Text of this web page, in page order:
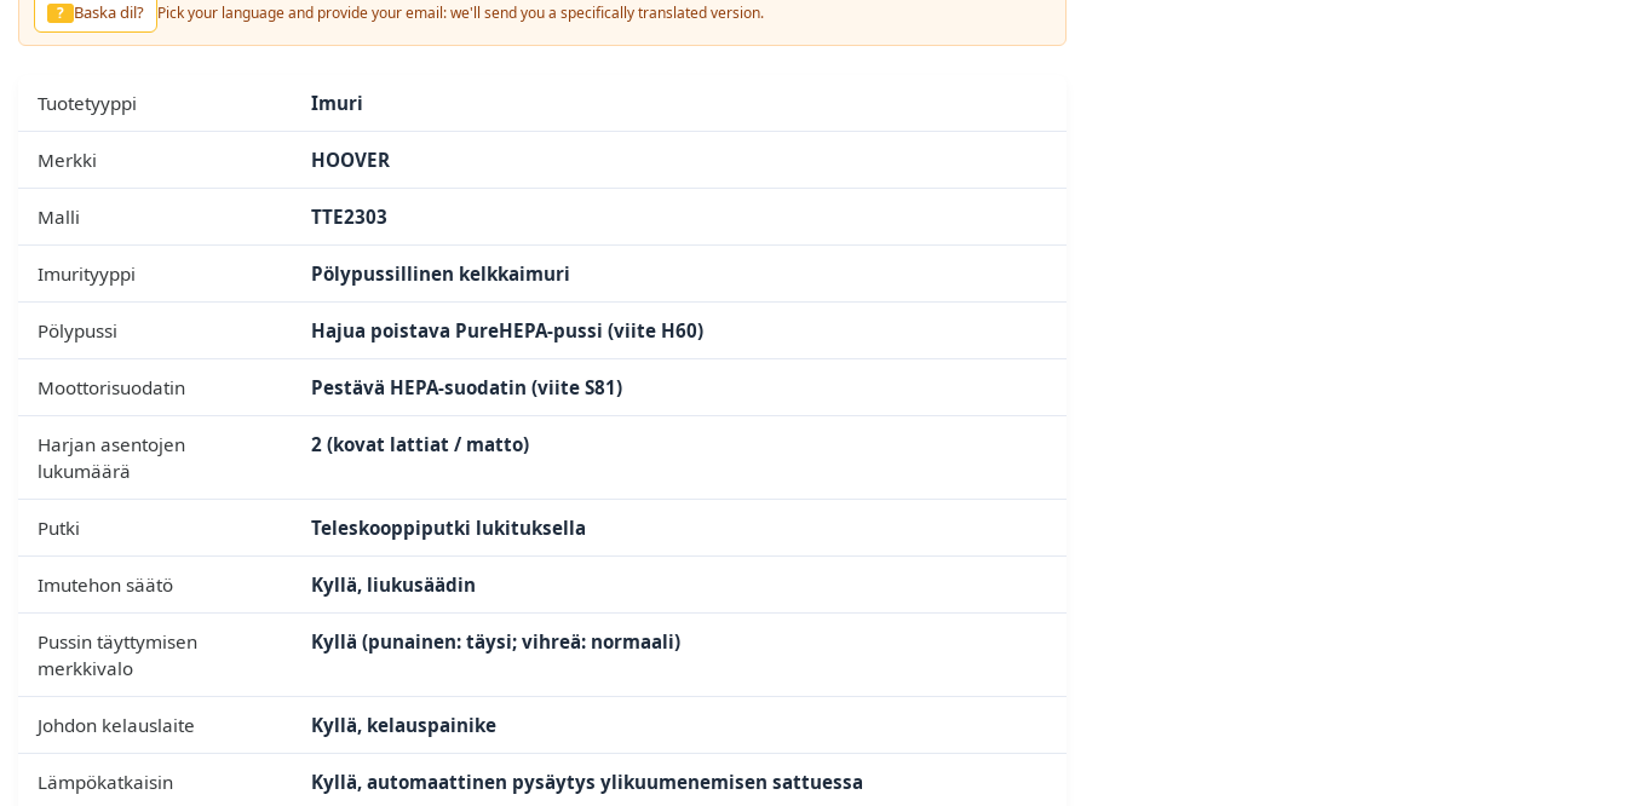
? Baska dil? Pick your language and provide your email: we'll send you a specifically translated version.
Tuotetyyppi Imuri
Merkki HOOVER
Malli TTE2303
Imurityyppi Pölypussillinen kelkkaimuri
Pölypussi Hajua poistava PureHEPA-pussi (viite H60)
Moottorisuodatin Pestävä HEPA-suodatin (viite S81)
Harjan asentojen
lukumäärä
2 (kovat lattiat / matto)
Putki Teleskooppiputki lukituksella
Imutehon säätö Kyllä, liukusäädin
Pussin täyttymisen
merkkivalo
Kyllä (punainen: täysi; vihreä: normaali)
Johdon kelauslaite Kyllä, kelauspainike
Lämpökatkaisin Kyllä, automaattinen pysäytys ylikuumenemisen sattuessa